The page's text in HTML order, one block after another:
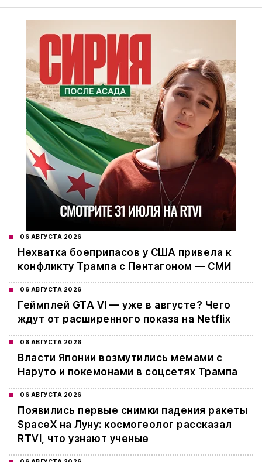
06 АВГУСТА 2026
Нехватка боеприпасов у США привела к
конфликту Трампа с Пентагоном — СМИ
06 АВГУСТА 2026
Геймплей GTA VI — уже в августе? Чего
ждут от расширенного показа на Netflix
06 АВГУСТА 2026
Власти Японии возмутились мемами с
Наруто и покемонами в соцсетях Трампа
06 АВГУСТА 2026
Появились первые снимки падения ракеты
SpaceX на Луну: космогеолог рассказал
RTVI, что узнают ученые